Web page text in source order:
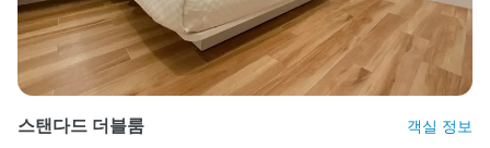
스탠다드 더블룸 객실 정보